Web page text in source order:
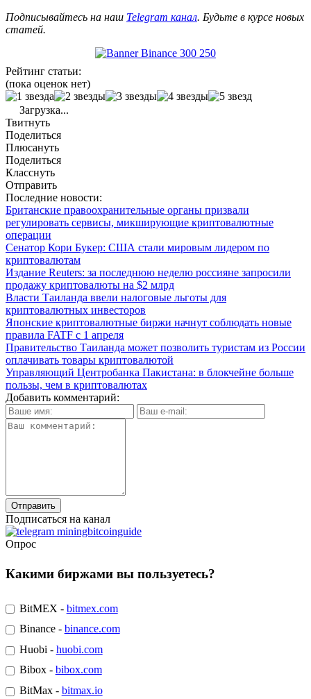
Подписывайтесь на наш Telegram канал. Будьте в курсе новых
статей.
Рейтинг статьи:
(пока оценок нет)
Загрузка...
Твитнуть
Поделиться
Плюсануть
Поделиться
Класснуть
Отправить
Последние новости:
Британские правоохранительные органы призвали
регулировать сервисы, микширующие криптовалютные
операции
Сенатор Кори Букер: США стали мировым лидером по
криптовалютам
Издание Reuters: за последнюю неделю россияне запросили
продажу криптовалюты на $2 млрд
Власти Таиланда ввели налоговые льготы для
криптовалютных инвесторов
Японские криптовалютные биржи начнут соблюдать новые
правила FATF с 1 апреля
Правительство Таиланда может позволить туристам из России
оплачивать товары криптовалютой
Управляющий Центробанка Пакистана: в блокчейне больше
пользы, чем в криптовалютах
Добавить комментарий:
Подписаться на канал
Опрос
Какими биржами вы пользуетесь?
BitMEX - bitmex.com
Binance - binance.com
Huobi - huobi.com
Bibox - bibox.com
BitMax - bitmax.io